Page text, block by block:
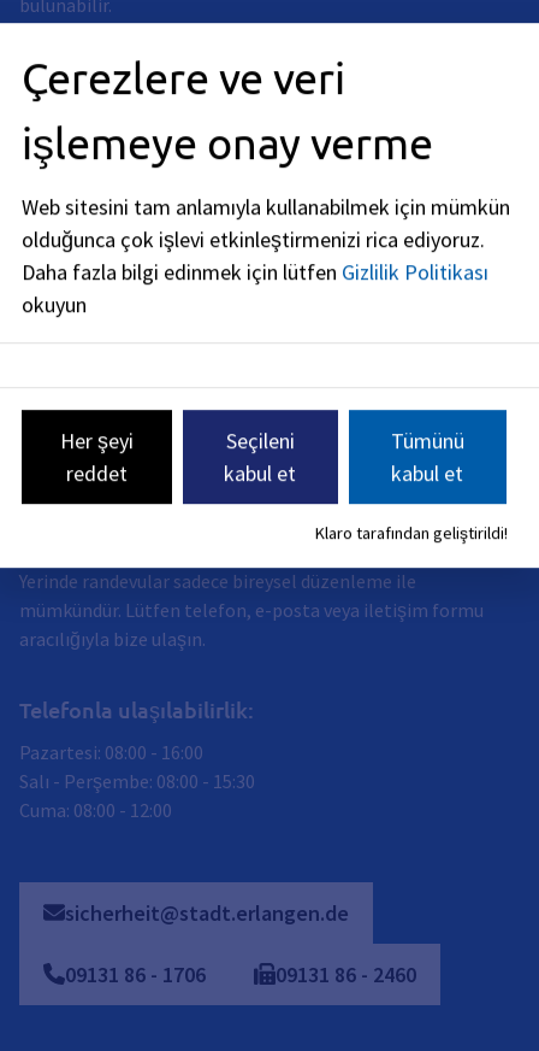
bulunabilir.
Adres
Rathausplatz 1
91052 Erlangen
şimdi açık
Pazartesi:
08:00-12:00
14:00-16:00Saat (öğledensonra)
08:00-12:00Saat (öğleden önce)
Perşembe:
-14:00Saat (öğledensonra)
Yerinde randevular sadece bireysel düzenleme ile
mümkündür. Lütfen telefon, e-posta veya iletişim formu
aracılığıyla bize ulaşın.
Telefonla ulaşılabilirlik:
Pazartesi: 08:00 - 16:00
Salı - Perşembe: 08:00 - 15:30
Cuma: 08:00 - 12:00
sicherheit@stadt.erlangen.de
09131 86 - 1706 09131 86 - 2460
Çerezlere ve veri
işlemeye onay verme
Web sitesini tam anlamıyla kullanabilmek için mümkün
olduğunca çok işlevi etkinleştirmenizi rica ediyoruz.
Daha fazla bilgi edinmek için lütfen Gizlilik Politikası
okuyun
Her şeyi
reddet
Seçileni
kabul et
Tümünü
kabul et
Klaro tarafından geliştirildi!